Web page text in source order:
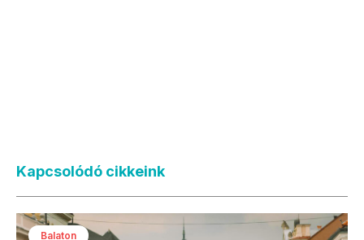
Kapcsolódó cikkeink
Balaton